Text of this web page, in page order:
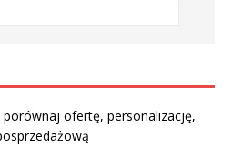
porównaj ofertę, personalizację,